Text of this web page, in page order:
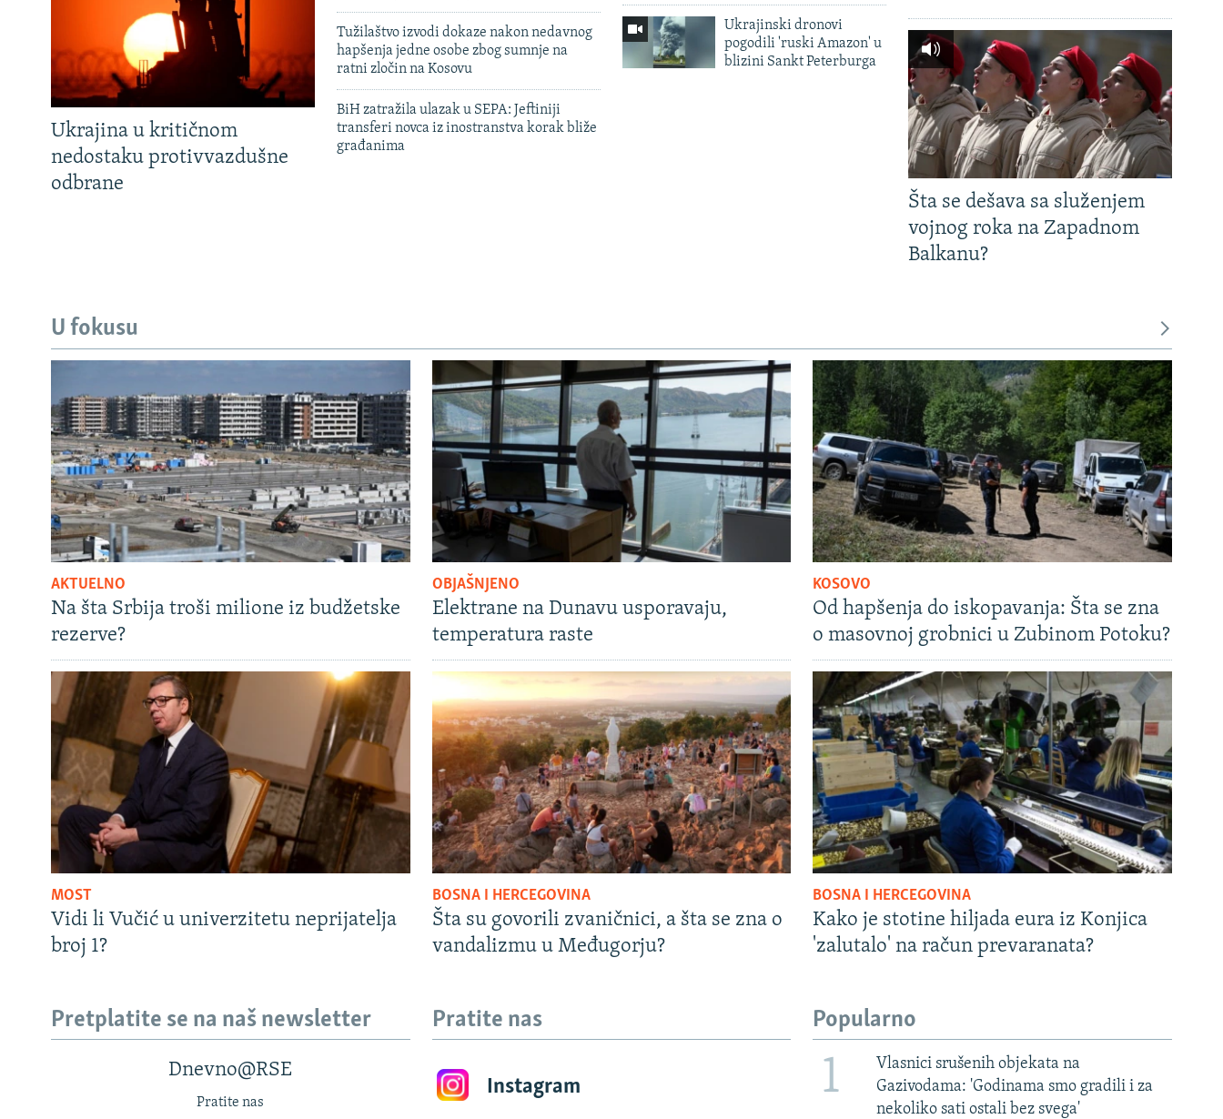
Ukrajina u kritičnom
nedostaku protivvazdušne
odbrane
Tužilaštvo izvodi dokaze nakon nedavnog
hapšenja jedne osobe zbog sumnje na
ratni zločin na Kosovu
BiH zatražila ulazak u SEPA: Jeftiniji
transferi novca iz inostranstva korak bliže
građanima
Ukrajinski dronovi
pogodili 'ruski Amazon' u
blizini Sankt Peterburga
Šta se dešava sa služenjem
vojnog roka na Zapadnom
Balkanu?
U fokusu
AKTUELNO
Na šta Srbija troši milione iz budžetske
rezerve?
OBJAŠNJENO
Elektrane na Dunavu usporavaju,
temperatura raste
KOSOVO
Od hapšenja do iskopavanja: Šta se zna
o masovnoj grobnici u Zubinom Potoku?
MOST
Vidi li Vučić u univerzitetu neprijatelja
broj 1?
BOSNA I HERCEGOVINA
Šta su govorili zvaničnici, a šta se zna o
vandalizmu u Međugorju?
BOSNA I HERCEGOVINA
Kako je stotine hiljada eura iz Konjica
'zalutalo' na račun prevaranata?
Pretplatite se na naš newsletter
Dnevno@RSE
Pratite nas
Pratite nas
Instagram
Popularno
1
Vlasnici srušenih objekata na
Gazivodama: 'Godinama smo gradili i za
nekoliko sati ostali bez svega'